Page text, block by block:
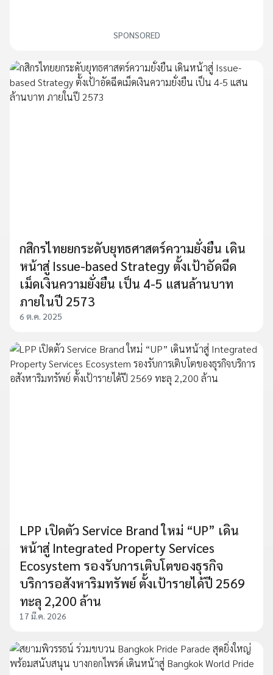
SPONSORED
กสิกรไทยยกระดับยุทธศาสตร์ความยั่งยืน เดิน
หน้าสู่ Issue-based Strategy ตั้งเป้าอัดฉีด
เม็ดเงินความยั่งยืน เป็น 4-5 แสนล้านบาท
ภายในปี 2573
6 ต.ค. 2025
LPP เปิดตัว Service Brand ใหม่ “UP” เดิน
หน้าสู่ Integrated Property Services
Ecosystem รองรับการเติบโตของธุรกิจ
บริการอสังหาริมทรัพย์ ตั้งเป้ารายได้ปี 2569
ทะลุ 2,200 ล้าน
17 มี.ค. 2026